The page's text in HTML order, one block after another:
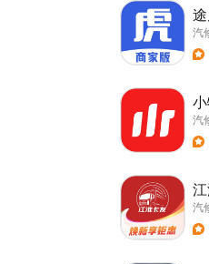
汽
汽
汽